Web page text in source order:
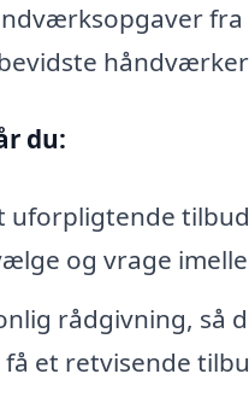
fra
du:
uforpligtende
og vrage
rådgivning, så
få et retvisende